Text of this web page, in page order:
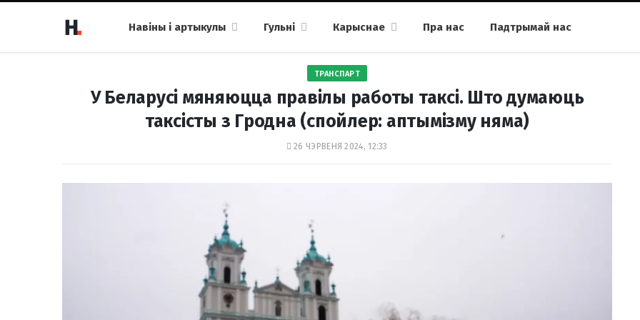
Навіны і артыкулы Гульні Карыснае Пра нас Падтрымай нас
ТРАНСПАРТ
У Беларусі мяняюцца правілы работы таксі. Што думаюць
таксісты з Гродна (спойлер: аптымізму няма)
26 ЧЭРВЕНЯ 2024, 12:33